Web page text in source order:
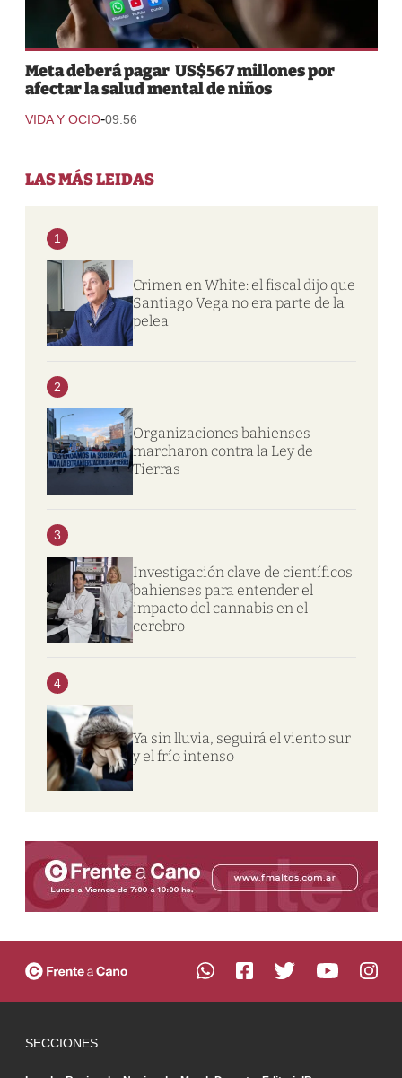
Meta deberá pagar US$567 millones por
afectar la salud mental de niños
VIDA Y OCIO-09:56
LAS MÁS LEIDAS
1
Crimen en White: el fiscal dijo que
Santiago Vega no era parte de la
pelea
2
Organizaciones bahienses
marcharon contra la Ley de
Tierras
3
Investigación clave de científicos
bahienses para entender el
impacto del cannabis en el
cerebro
4
Ya sin lluvia, seguirá el viento sur
y el frío intenso
SECCIONES